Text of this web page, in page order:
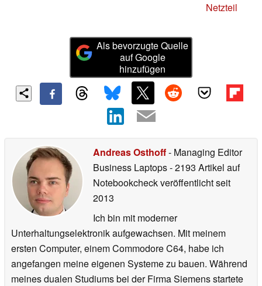
Netzteil
Als bevorzugte Quelle
auf Google
hinzufügen
Andreas Osthoff- Managing Editor
Business Laptops- 2193 Artikel auf
Notebookcheck veröffentlichtseit
2013
Ich bin mit moderner
Unterhaltungselektronik aufgewachsen. Mit meinem
ersten Computer, einem Commodore C64, habe ich
angefangen meine eigenen Systeme zu bauen. Während
meines dualen Studiums bei der Firma Siemens startete